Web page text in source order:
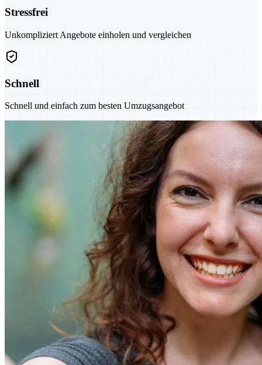
Stressfrei
Unkompliziert Angebote einholen und vergleichen
Schnell
Schnell und einfach zum besten Umzugsangebot